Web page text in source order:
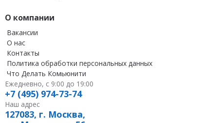
О компании
Вакансии
О нас
Контакты
Политика обработки персональных данных
Что Делать Комьюнити
Ежедневно, с 9:00 до 19:00
+7 (495) 974-73-74
Наш адрес
127083, г. Москва,